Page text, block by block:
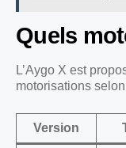
Quels
L’Aygo X est
motorisations
Version